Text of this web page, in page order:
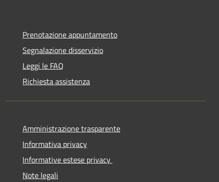
Prenotazione appuntamento
Segnalazione disservizio
Leggi le FAQ
Richiesta assistenza
Amministrazione trasparente
Informativa privacy
Informative estese privacy
Note legali